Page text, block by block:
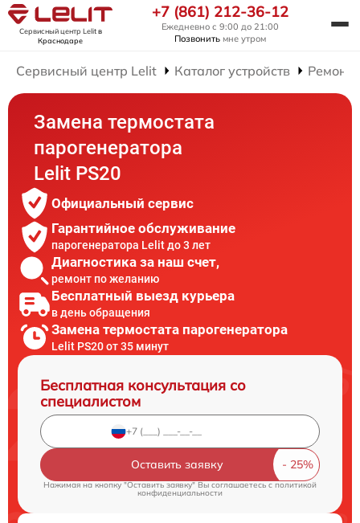
Сервисный центр Lelitв
Краснодаре
+7 (861) 212-36-12
Ежедневно с 9:00 до 21:00
Позвонить мне утром
Сервисный центр Lelit Каталог устройств Ремонт
Замена термостата
парогенератора
Lelit PS20
Официальный сервис
Гарантийное обслуживание
парогенератора Lelit до 3 лет
Диагностика за наш счет,
ремонт по желанию
Бесплатный выезд курьера
в день обращения
Замена термостата парогенератора
Lelit PS20 от 35 минут
Бесплатная консультация со
специалистом
Оставить заявку
Нажимая на кнопку "Оставить заявку" Вы соглашаетесь cполитикой
конфиденциальности